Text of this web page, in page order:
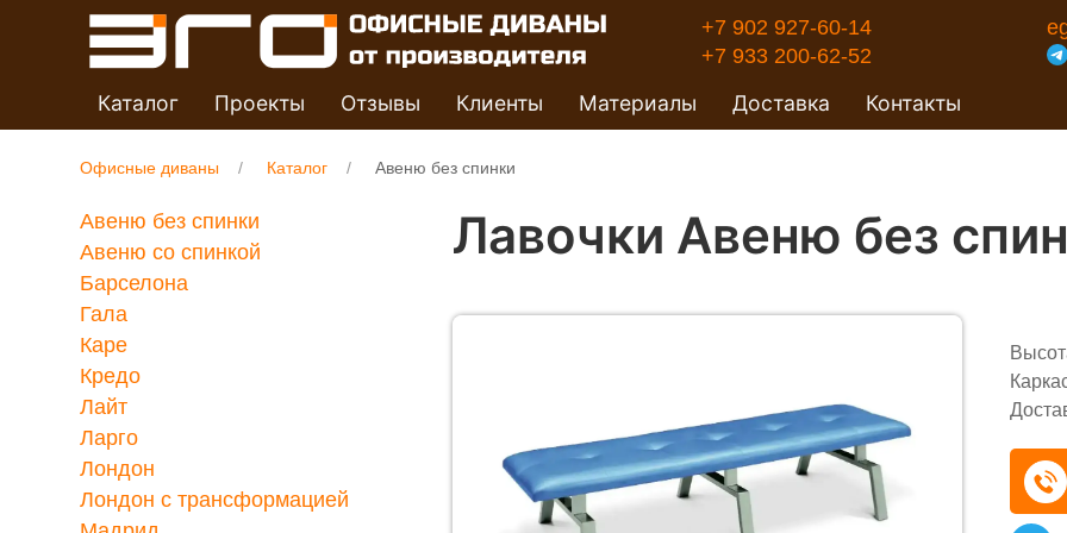
+7 902 927-60-14
+7 933 200-62-52
Каталог Проекты Отзывы Клиенты Материалы Доставка Контакты
Офисные диваны Каталог Авеню без спинки
Авеню без спинки
Авеню со спинкой
Барселона
Гала
Каре
Кредо
Лайт
Ларго
Лондон
Лондон с трансформацией
Лавочки Авеню без